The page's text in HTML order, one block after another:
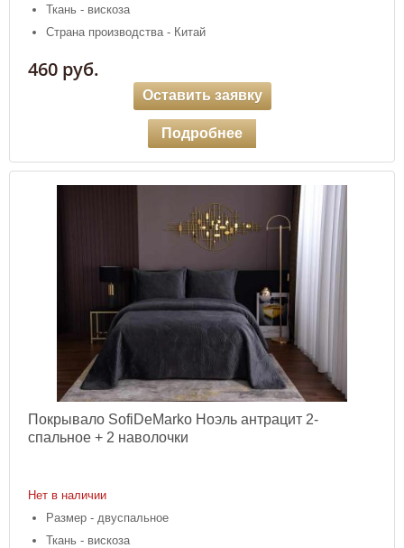
Ткань - вискоза
Страна производства - Китай
460 руб.
Оставить заявку
Подробнее
Покрывало SofiDeMarko Ноэль антрацит 2-
спальное + 2 наволочки
Нет в наличии
Размер - двуспальное
Ткань - вискоза